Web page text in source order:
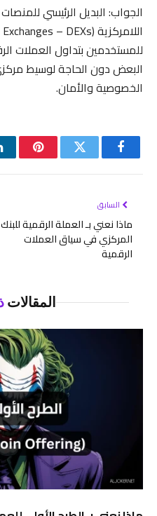
الجواب: البديل الرئيسي
للمستخدمين بتداول العملات
البعض دون الحاجة لوسيط
الخصوصية والأمان.
فيسبوكتويتر
السابق
ماذا نعني بـ العملة الرقمية للبنك
المركزي في سياق العملات
الرقمية
المقالات